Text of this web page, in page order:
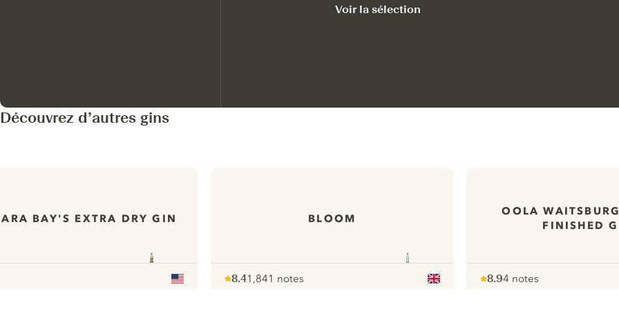
Voir la sélection
Découvrez d’autres gins
BAY'S EXTRA DRY GIN BLOOM
8.41,841 notes
OOLA
FINISHED
8.94 notes